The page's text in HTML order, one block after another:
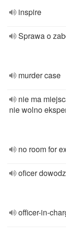
inspire
Sprawa o
murder case
nie ma
nie wolno
no room for
oficer
officer-in-